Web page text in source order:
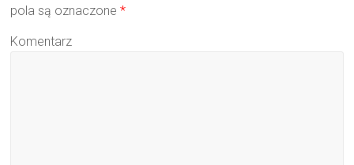
pola są oznaczone*
Komentarz